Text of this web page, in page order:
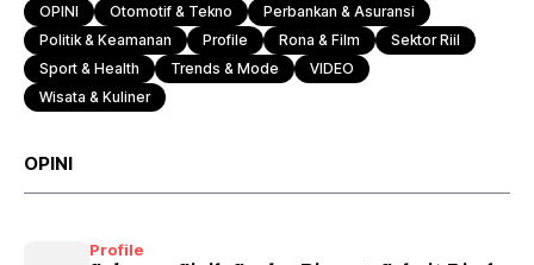
OPINI
Otomotif & Tekno
Perbankan & Asuransi
Politik & Keamanan
Profile Rona & Film
Sektor Riil
Sport & Health
Trends & Mode
VIDEO
Wisata & Kuliner
OPINI
Profile